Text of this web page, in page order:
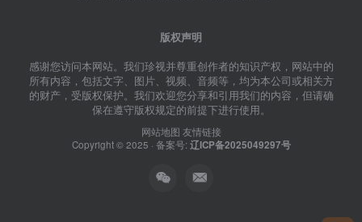
版权声明
感谢您访问本网站。我们珍视并尊重创作者的知识产权，网站中的
所有内容，包括文字、图片、视频、音频等，均为本公司或相关方
的财产，受版权保护。我们欢迎您分享和引用我们的内容，但请确
保在遵守版权规定的前提下进行使用。
网站地图 友情链接
Copyright © 2025 · 备案号: 辽ICP备2025049297号